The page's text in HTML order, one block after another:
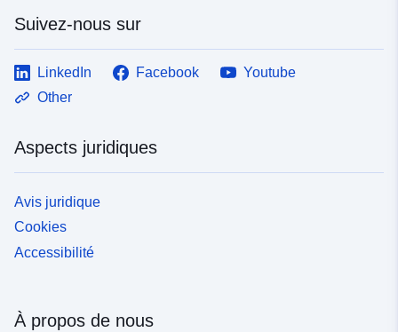
Suivez-nous sur
LinkedIn Facebook
Youtube
Other
Aspects juridiques
Avis juridique
Cookies
Accessibilité
À propos de nous